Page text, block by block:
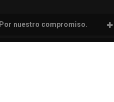
Por nuestro compromiso.